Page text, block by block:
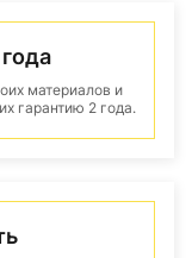
материалов и
гарантию 2 года.